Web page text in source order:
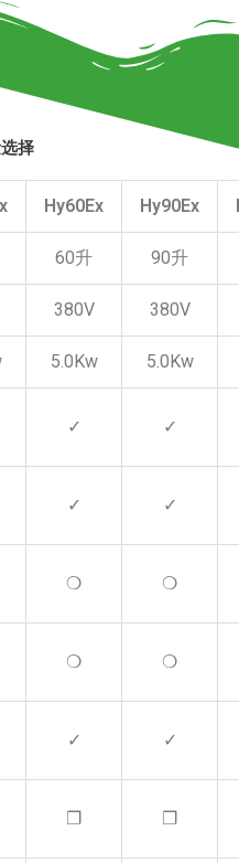
择
Hy60Ex Hy90Ex
60升 90升
380V 380V
5.0Kw 5.0Kw
✓ ✓
✓ ✓
❍ ❍
❍ ❍
✓ ✓
❐ ❐